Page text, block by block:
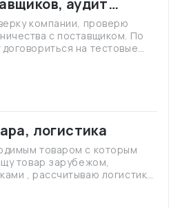
аудит
образцы
компании, проверю
с поставщиком. По
на тестовые
для первой покупки /
логистика
товаром с которым
товар зарубежом,
, рассчитываю логистику,